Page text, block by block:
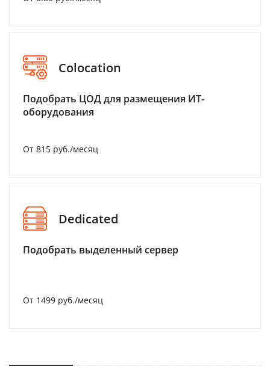
Colocation
Подобрать ЦОД для размещения ИТ-
оборудования
От 815 руб./месяц
Dedicated
Подобрать выделенный сервер
От 1499 руб./месяц